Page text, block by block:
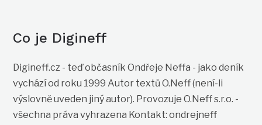
Co je Digineff
Digineff.cz - teď občasník Ondřeje Neffa - jako deník
vychází od roku 1999 Autor textů O.Neff (není-li
výslovně uveden jiný autor). Provozuje O.Neff s.r.o. -
všechna práva vyhrazena Kontakt: ondrejneff